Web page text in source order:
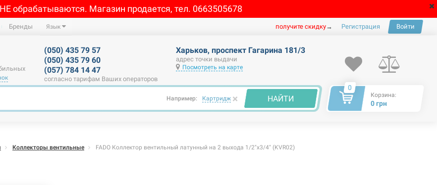
обрабатываются. Магазин продается, тел. 0663505678
Бренды Язык получите скидку→ Регистрация Войти
(050) 435 79 57
(050) 435 79 60
(057) 784 14 47
согласно тарифам Ваших операторов
Харьков, проспект Гагарина 181/3
адрес точки выдачи
Посмотреть на карте
Например: Картридж × НАЙТИ
0
Корзина:
0 грн
Коллекторы вентильные FADO Коллектор вентильный латунный на 2 выхода 1/2"x3/4" (KVR02)